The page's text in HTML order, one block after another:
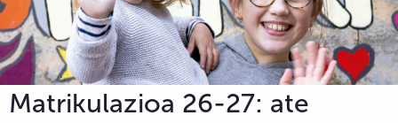
Matrikulazioa 26-27: ate